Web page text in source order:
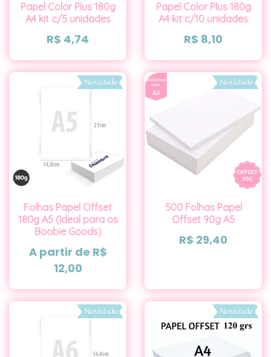
Papel Color Plus 180g
A4 kit c/5 unidades
R$ 4,74
Papel Color Plus 180g
A4 kit c/10 unidades
R$ 8,10
Folhas Papel Offset
180g A5 (Ideal para os
Boobie Goods)
A partir de R$
12,00
500 Folhas Papel
Offset 90g A5
R$ 29,40